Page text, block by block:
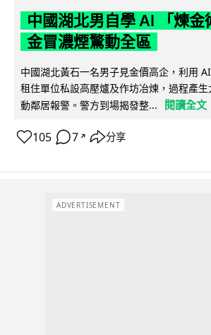
中國湖北男自學 AI 「煉金
金冒濃煙驚動全區
中國湖北黃石一名男子見金價高企，利用
租住單位私設高壓爐及作坊冶煉，過程產
動鄰居報警。警方到場揭發整...
閱讀全文
105 7 ↗ 分享
ADVERTISEMENT